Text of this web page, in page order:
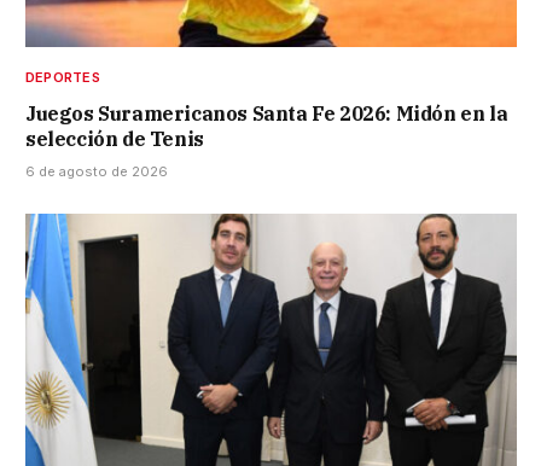
DEPORTES
Juegos Suramericanos Santa Fe 2026: Midón en la
selección de Tenis
6 de agosto de 2026